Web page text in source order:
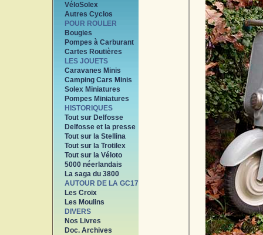
VéloSolex
Autres Cyclos
POUR ROULER
Bougies
Pompes à Carburant
Cartes Routières
LES JOUETS
Caravanes Minis
Camping Cars Minis
Solex Miniatures
Pompes Miniatures
HISTORIQUES
Tout sur Delfosse
Delfosse et la presse
Tout sur la Stellina
Tout sur la Trotilex
Tout sur la Véloto
5000 néerlandais
La saga du 3800
AUTOUR DE LA GC17
Les Croix
Les Moulins
DIVERS
Nos Livres
Doc. Archives